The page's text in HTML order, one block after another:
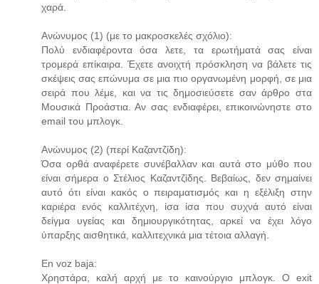
χαρά.
Ανώνυμος (1) (με το μακροσκελές σχόλιο):
Πολύ ενδιαφέροντα όσα λετε, τα ερωτήματά σας είναι
τρομερά επίκαιρα. Έχετε ανοιχτή πρόσκληση να βάλετε τις
σκέψεις σας επώνυμα σε μια πιο οργανωμένη μορφή, σε μια
σειρά που λέμε, και να τις δημοσιεύσετε σαν άρθρο στα
Μουσικά Προάστια. Αν σας ενδιαφέρει, επικοινώνηστε στο
email του μπλογκ.
Ανώνυμος (2) (περί Καζαντζίδη):
Όσα ορθά αναφέρετε συνέβαλλαν και αυτά στο μύθο που
είναι σήμερα ο Στέλιος Καζαντζίδης. Βεβαίως, δεν σημαίνει
αυτό ότι είναι κακός ο πειραματισμός και η εξέλιξη στην
καριέρα ενός καλλιτέχνη, ίσα ίσα που συχνά αυτό είναι
δείγμα υγείας και δημιουργικότητας, αρκεί να έχει λόγο
ύπαρξης αισθητικά, καλλιτεχνικά μια τέτοια αλλαγή.
En voz baja:
Χρηστάρα, καλή αρχή με το καινούργιο μπλογκ. O exit